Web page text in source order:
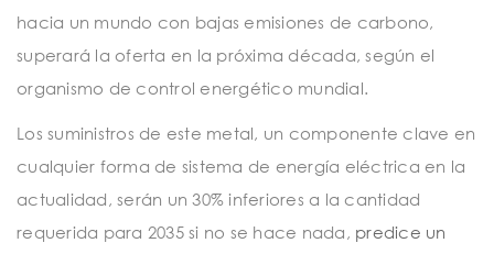
hacia un mundo con bajas emisiones de carbono,
superará la oferta en la próxima década, según el
organismo de control energético mundial.
Los suministros de este metal, un componente clave en
cualquier forma de sistema de energía eléctrica en la
actualidad, serán un 30% inferiores a la cantidad
requerida para 2035 si no se hace nada, predice un